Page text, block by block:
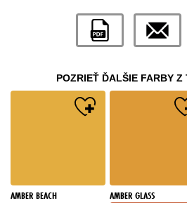
POZRIEŤ ĎALŠIE FARBY Z
AMBER BEACH AMBER GLASS